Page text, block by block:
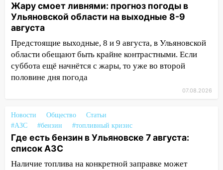
12:00
Где есть бензин в Ульяновске 7
августа: список АЗС
11:50 Заснул рядом с ребёнком и
случайно задушил его: суд вынес
приговор
11:38 В Ленинском районе пожар
полностью уничтожил дачный дом и
11:38
В Госдуме предложили отменить
ЕГЭ с 2027 года
11:25
В Ульяновске ИИ будет выявлять
нарушителей на контейнерных
Жару смоет ливнями: прогноз погоды в
Ульяновской области на выходные 8-9
августа
Предстоящие выходные, 8 и 9 августа, в Ульяновской
области обещают быть крайне контрастными. Если
суббота ещё начнётся с жары, то уже во второй
половине дня погода
07.08.2026
Новости Общество
Статьи
#АЗС
#бензин #топливный кризис
Где есть бензин в Ульяновске 7 августа:
список АЗС
Наличие топлива на конкретной заправке может